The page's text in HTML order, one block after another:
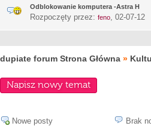
Odblokowanie komputera -Astra H
Rozpoczęty przez: feno, 02-07-12
dupiate forum Strona Główna »
Napisz nowy temat
Nowe posty
Brak